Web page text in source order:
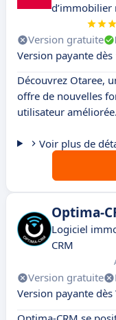
d’immobilier
Version gratuite
Version payante dès
Découvrez Otaree,
offre de nouvelles
utilisateur améliorée.
Voir plus de
Optima-
Logiciel
CRM
Version gratuite
Version payante dès